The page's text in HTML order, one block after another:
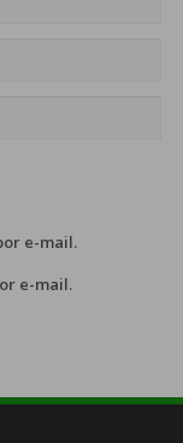
e-mail.
e-mail.